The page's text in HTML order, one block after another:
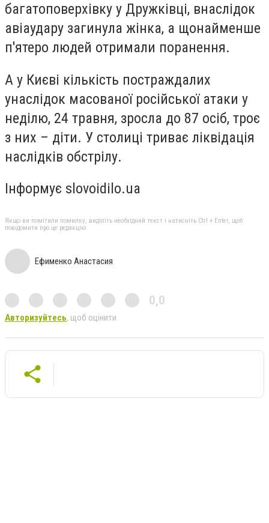
багатоповерхівку у Дружківці, внаслідок
авіаудару загинула жінка, а щонайменше
п'ятеро людей отримали поранення.
А у Києві кількість постраждалих
унаслідок масованої російської атаки у
неділю, 24 травня, зросла до 87 осіб, троє
з них – діти. У столиці триває ліквідація
наслідків обстрілу.
Інформує slovoidilo.ua
Якщо ви помітили помилку, виділіть необхідний текст і натисніть Ctrl + Enter, щоб
повідомити про це редакцію
Ефименко Анастасия
0,0
Авторизуйтесь, щоб оцінити